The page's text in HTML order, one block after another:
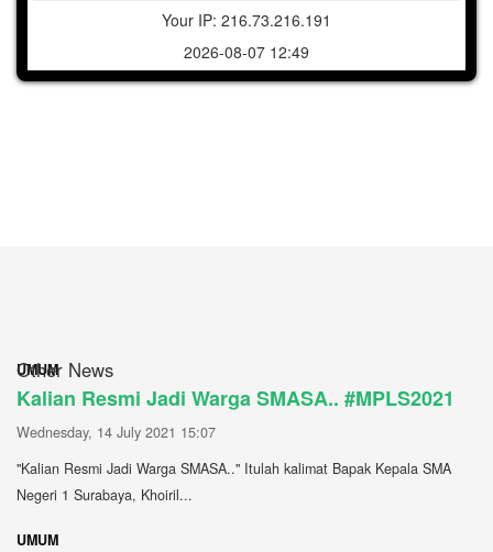
Your IP: 216.73.216.191
2026-08-07 12:49
Other News
UMUM
Kalian Resmi Jadi Warga SMASA.. #MPLS2021
Wednesday, 14 July 2021 15:07
"Kalian Resmi Jadi Warga SMASA.." Itulah kalimat Bapak Kepala SMA
Negeri 1 Surabaya, Khoiril...
UMUM